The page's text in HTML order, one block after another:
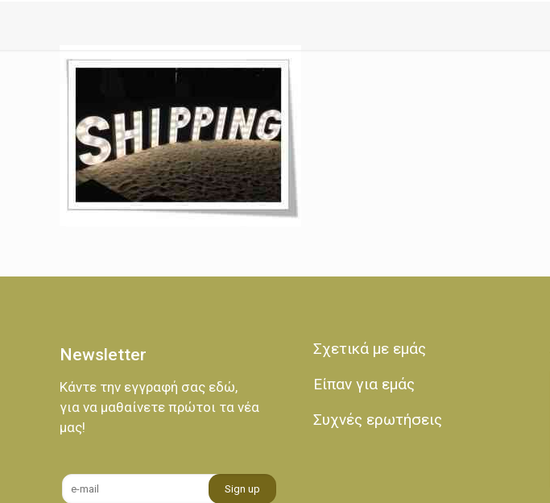
Newsletter
Κάντε την εγγραφή σας εδώ,
για να μαθαίνετε πρώτοι τα νέα
μας!
Σχετικά με εμάς
Είπαν για εμάς
Συχνές ερωτήσεις